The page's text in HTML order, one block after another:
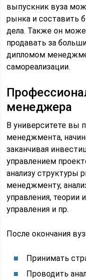
выпускник вуза
рынка и составить
дела. Также он
продавать за
дипломом
самореализации.
менеджера
В университете вы
менеджмента,
заканчивая
управлением
анализу структуры
менеджменту,
управления, теории
управления и пр.
После окончания
Принимать
Проводить